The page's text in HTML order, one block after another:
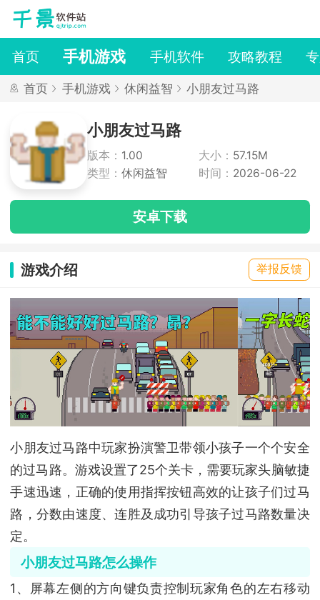
首页 手机游戏 手机软件 攻略教程
首页 手机游戏 休闲益智 小朋友过马路
小朋友过马路
版本： 1.00 大小： 57.15M
类型： 休闲益智 时间： 2026-06-22
安卓下载
游戏介绍 举报反馈
小朋友过马路中玩家扮演警卫带领小孩子一个个安全
的过马路。游戏设置了25个关卡，需要玩家头脑敏捷
手速迅速，正确的使用指挥按钮高效的让孩子们过马
路，分数由速度、连胜及成功引导孩子过马路数量决
定。
小朋友过马路怎么操作
1、屏幕左侧的方向键负责控制玩家角色的左右移动